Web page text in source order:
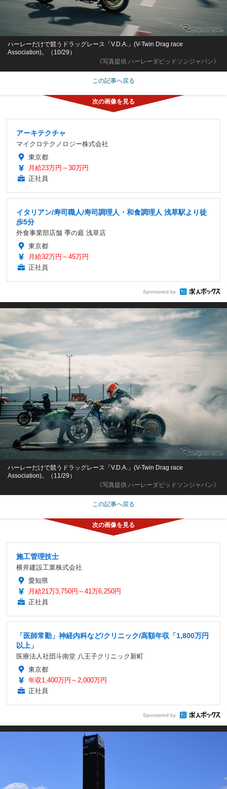
《写真提供 ハーレーダビッドソンジャパン》
ハーレーだけで競うドラッグレース「V.D.A.」(V-Twin Drag race
Association)。（10/29）
この記事へ戻る
アーキテクチャ
マイクロテクノロジー株式会社
東京都
月給23万円～30万円
正社員
イタリアン/寿司職人/寿司調理人・和食調理人 浅草駅より徒
歩5分
外食事業部店舗 季の庭 浅草店
東京都
月給32万円～45万円
正社員
Sponsored by
《写真提供 ハーレーダビッドソンジャパン》
ハーレーだけで競うドラッグレース「V.D.A.」(V-Twin Drag race
Association)。（11/29）
この記事へ戻る
施工管理技士
横井建設工業株式会社
愛知県
月給21万3,750円～41万6,250円
正社員
「医師常勤」神経内科など/クリニック/高額年収「1,800万円
以上」
医療法人社団斗南堂 八王子クリニック新町
東京都
年収1,400万円～2,000万円
正社員
Sponsored by